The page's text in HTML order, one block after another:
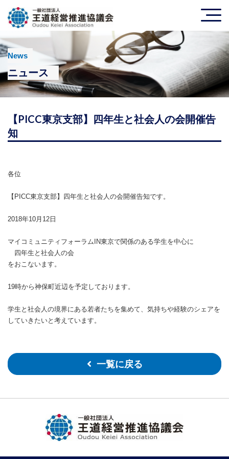
News
ニュース
【PICC東京支部】四年生と社会人の会開催告
知
各位
【PICC東京支部】四年生と社会人の会開催告知です。
2018年10月12日
マイコミュニティフォーラムIN東京で関係のある学生を中心に
四年生と社会人の会
をおこないます。
19時から神保町近辺を予定しております。
学生と社会人の境界にある若者たちを集めて、気持ちや経験のシェアを
していきたいと考えています。
一覧に戻る